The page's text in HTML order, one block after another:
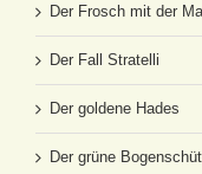
Der Frosch mit der
Der Fall Stratelli
Der goldene Hades
Der grüne